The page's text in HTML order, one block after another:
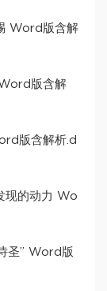
Word版含解
版含解
版含解析.d
现的动力 Wo
圣” Word版